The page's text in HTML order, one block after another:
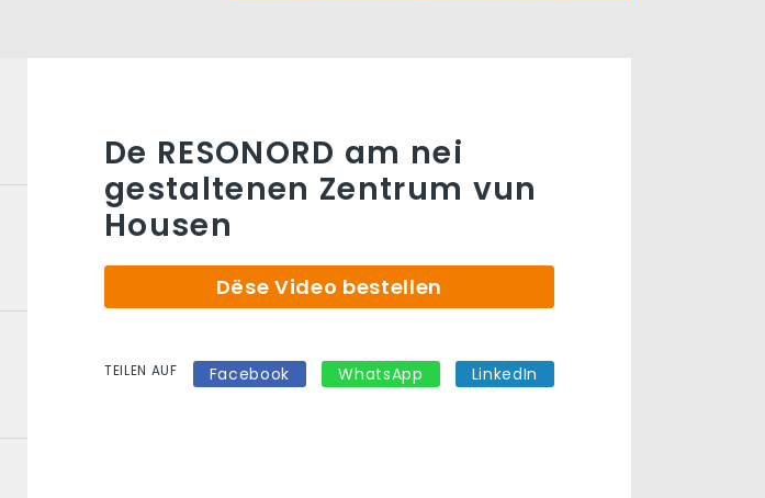
De RESONORD am nei
gestaltenen Zentrum vun
Housen
Dëse Video bestellen
TEILEN AUF Facebook WhatsApp LinkedIn